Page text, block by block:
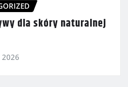
dla skóry naturalnej
2026